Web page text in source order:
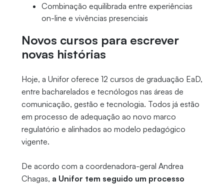
Combinação equilibrada entre experiências
on-line e vivências presenciais
Novos cursos para escrever
novas histórias
Hoje, a Unifor oferece 12 cursos de graduação EaD,
entre bacharelados e tecnólogos nas áreas de
comunicação, gestão e tecnologia. Todos já estão
em processo de adequação ao novo marco
regulatório e alinhados ao modelo pedagógico
vigente.
De acordo com a coordenadora-geral Andrea
Chagas, a Unifor tem seguido um processo